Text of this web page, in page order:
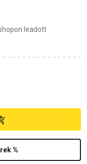
leadott
%